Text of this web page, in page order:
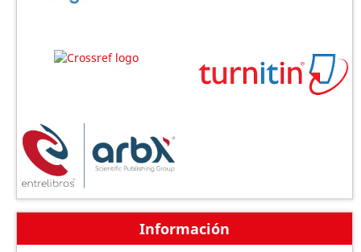
Información